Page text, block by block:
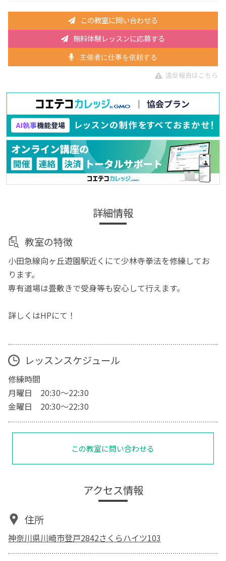
この教室に問い合わせる
無料体験レッスンに応募する
主催者に仕事を依頼する
違反報告はこちら
詳細情報
教室の特徴
小田急線向ヶ丘遊園駅近くにて少林寺拳法を修練してお
ります。
専有道場は畳敷きで受身等も安心して行えます。
詳しくはHPにて！
レッスンスケジュール
修練時間
月曜日 20:30〜22:30
金曜日 20:30〜22:30
この教室に問い合わせる
アクセス情報
住所
神奈川県川崎市登戸2842さくらハイツ103